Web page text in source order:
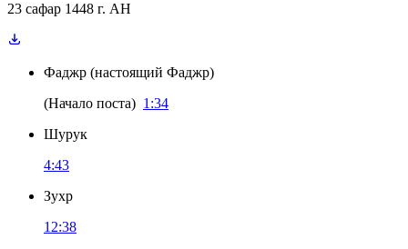
23 сафар 1448 г. AH
Фаджр (настоящий Фаджр)
(Начало поста) 1:34
Шурук
4:43
Зухр
12:38